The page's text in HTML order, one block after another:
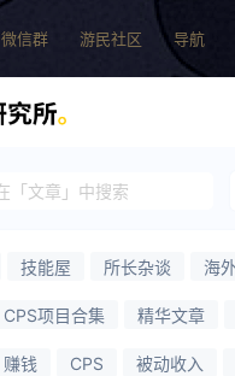
微信群 游民社区 导航
技能屋 所长杂谈 海
CPS项目合集 精华文章
赚钱 CPS 被动收入